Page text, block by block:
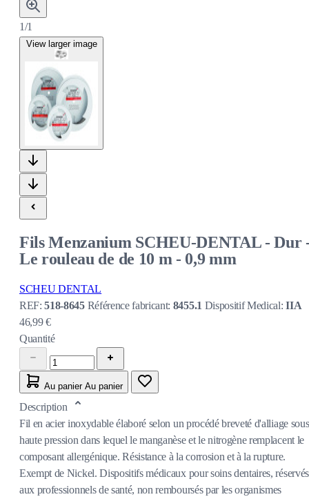
1/1
View larger image
Fils Menzanium SCHEU-DENTAL - Dur
Le rouleau de de 10 m - 0,9 mm
SCHEU DENTAL
REF:518-8645 Référence fabricant: 8455.1 Dispositif Medical:IIA
46,99 €
Quantité
Au panier Au panier
Description
Fil en acier inoxydable élaboré selon un procédé breveté d'alliage sous
haute pression dans lequel le manganèse et le nitrogène remplacent le
composant allergénique. Résistance à la corrosion et à la rupture.
Exempt de Nickel. Dispositifs médicaux pour soins dentaires, réservés
aux professionnels de santé, non remboursés par les organismes